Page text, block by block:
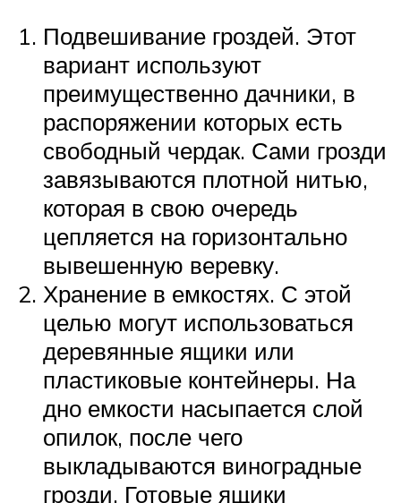
Подвешивание гроздей. Этот
вариант используют
преимущественно дачники, в
распоряжении которых есть
свободный чердак. Сами грозди
завязываются плотной нитью,
которая в свою очередь
цепляется на горизонтально
вывешенную веревку.
Хранение в емкостях. С этой
целью могут использоваться
деревянные ящики или
пластиковые контейнеры. На
дно емкости насыпается слой
опилок, после чего
выкладываются виноградные
грозди. Готовые ящики